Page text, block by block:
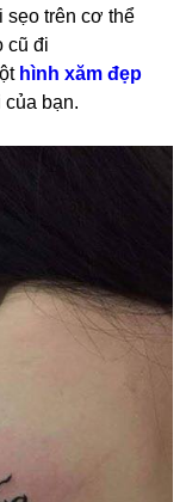
sẹo trên cơ thể
cũ đi
hình xăm đẹp
bạn.